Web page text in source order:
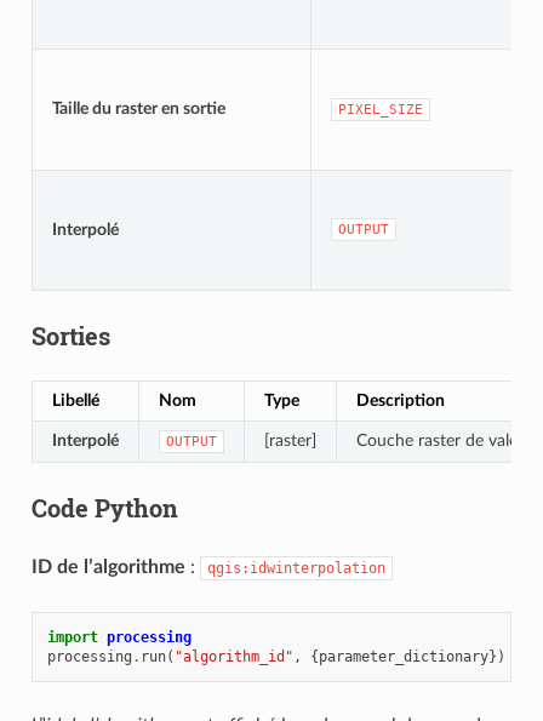
Taille du raster en sortie PIXEL_SIZE
Interpolé OUTPUT
Sorties
Libellé Nom Type Description
Interpolé OUTPUT [raster] Couche raster de
Code Python
ID de l’algorithme : qgis:idwinterpolation
import processing
processing . run( "algorithm_id" , { parameter_dictionary})